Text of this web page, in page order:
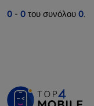
0 - 0 του συνόλου 0.